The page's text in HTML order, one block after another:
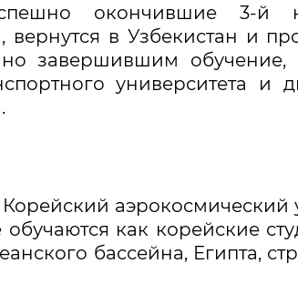
окончившие 3-й
вернутся в Узбекистан и
завершившим обучение,
университета и
аэрокосмический
обучаются как корейские
бассейна, Египта,